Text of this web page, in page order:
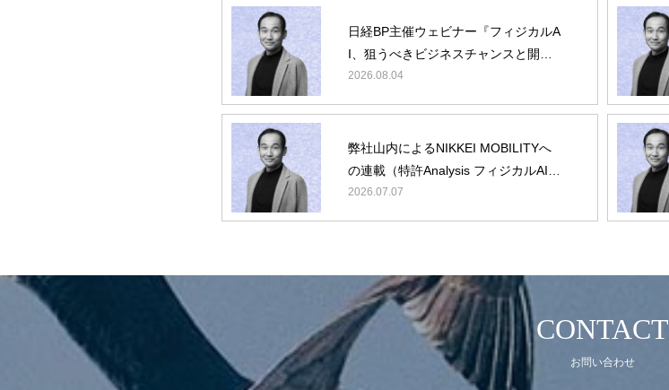
日経BP主催ウェビナー『フィジカルA
I、狙うべきビジネスチャンスと開発
ターゲット』に弊社山内が登壇
2026.08.04
弊社山内によるNIKKEI MOBILITYへ
の連載（特許Analysis フィジカルAI）
第5回/最終回
2026.07.07
CONTACT
お問い合わせ
理念・概要
最新ニュース
役員・顧問紹介
IPランドスケープとは
動画コンテンツ